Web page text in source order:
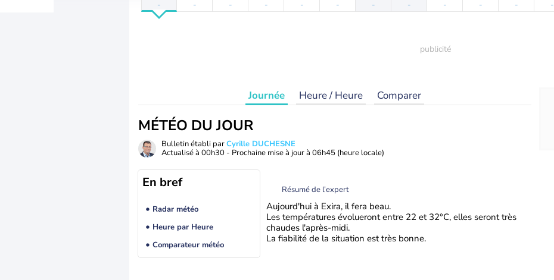
- - - - - - - - - - - -
Journée Heure / Heure Comparer
MÉTÉO DU JOUR
Bulletin établi parCyrille DUCHESNE
Actualisé à 00h30 - Prochaine mise à jour à 06h45 (heure locale)
En bref
Radar météo
Heure par Heure
Comparateur météo
Résumé de l’expert
Aujourd'hui à Exira, il fera beau.
Les températures évolueront entre 22 et 32°C, elles seront très
chaudes l'après-midi.
La fiabilité de la situation est très bonne.